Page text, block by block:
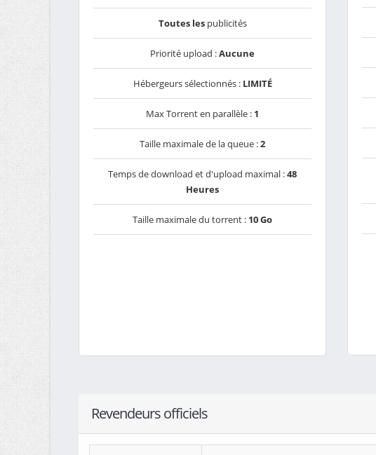
Toutes lespublicités
Priorité upload :Aucune
Hébergeurs sélectionnés : LIMITÉ
Max Torrent en parallèle : 1
Taille maximale de la queue :2
Temps de download et d'upload maximal :48
Heures
Taille maximale du torrent : 10 Go
Revendeurs officiels